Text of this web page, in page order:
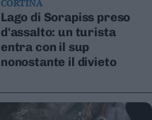
CORTINA
Lago di Sorapiss preso
d'assalto: un turista
entra con il sup
nonostante il divieto